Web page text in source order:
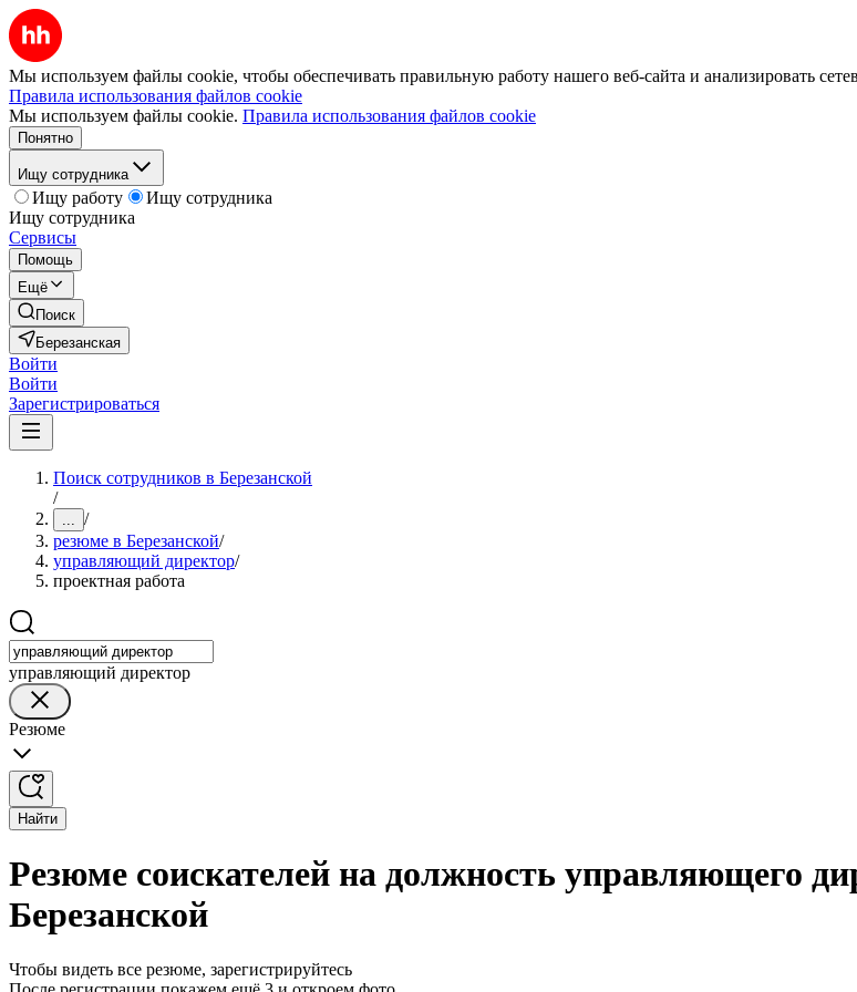
Мы используем файлы cookie, чтобы обеспечивать правильную работу нашего веб-сайта и анализировать
Правила использования файлов cookie
Мы используем файлы cookie. Правила использования файлов cookie
Понятно
Ищу сотрудника
Ищу работу
Ищу сотрудника
Ищу сотрудника
Сервисы
Помощь
Ещё
Поиск
Березанская
Войти
Войти
Зарегистрироваться
Поиск сотрудников в Березанской
/
... /
резюме в Березанской/
управляющий директор/
проектная работа
управляющий директор
Резюме
Найти
Резюме соискателей на должность управляющего
Березанской
Чтобы видеть все резюме, зарегистрируйтесь